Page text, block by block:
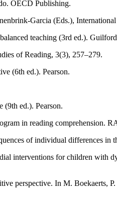
OECD Publishing.
Garcia (Eds.),
teaching (3rd ed.). Guilford
of Reading, 3(3), 257–279.
(6th ed.). Pearson.
(9th ed.). Pearson.
in reading comprehension.
of individual differences in
interventions for children
perspective. In M. Boekaerts,